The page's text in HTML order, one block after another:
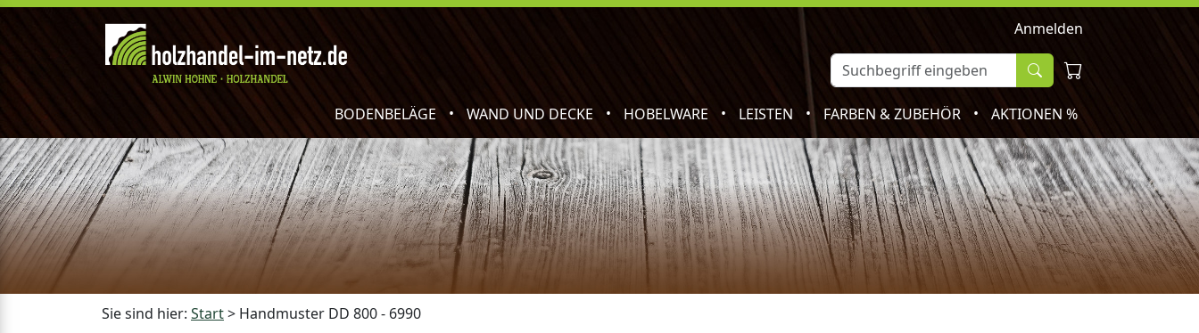
Anmelden
BODENBELÄGE • WAND UND DECKE • HOBELWARE • LEISTEN • FARBEN & ZUBEHÖR • AKTIONEN %
Sie sind hier: Start> Handmuster DD 800 - 6990